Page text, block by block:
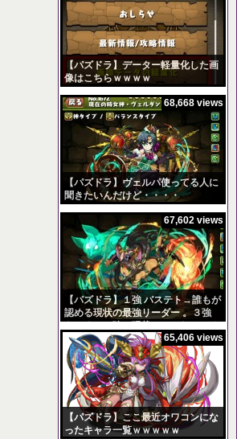
【パズドラ】データー軽量化した画
像はこちらｗｗｗｗ
【パズドラ】ヴェルパ使ってる人に
聞きたいんだけど・・・・
68,668 views
【パズドラ】１強 バステト→誰もが
認める現状の最強リーダー 。３強
か？
67,602 views
【パズドラ】ここ最近オワコンにな
ったキャラ一覧ｗｗｗｗｗ
65,406 views